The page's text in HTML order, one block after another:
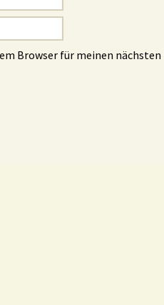
Browser für meinen nächsten